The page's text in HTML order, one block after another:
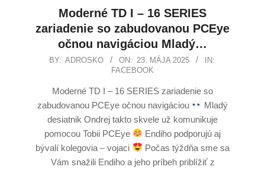
Moderné TD I – 16 SERIES
zariadenie so zabudovanou PCEye
očnou navigáciou Mladý…
BY: ADROSKO ON: 23. MÁJA 2025
IN:
FACEBOOK
Moderné TD I – 16 SERIES zariadenie so
zabudovanou PCEye očnou navigáciou
Mladý
desiatnik Ondrej takto skvele už komunikuje
pomocou Tobii PCEye
Endiho podporujú aj
bývalí kolegovia – vojaci
Počas týždňa sme sa
Vám snažili Endiho a jeho príbeh priblížiť z